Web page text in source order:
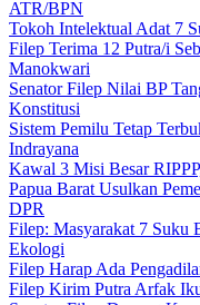
ATR/BPN
Tokoh Intelektual Adat 7
Filep Terima 12 Putra/i
Manokwari
Senator Filep Nilai BP
Konstitusi
Sistem Pemilu Tetap
Indrayana
Kawal 3 Misi Besar
Papua Barat Usulkan
DPR
Filep: Masyarakat 7 Suku
Ekologi
Filep Harap Ada
Filep Kirim Putra Arfak